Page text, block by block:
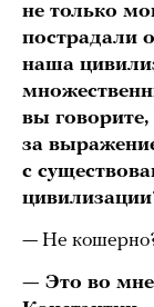
не только
пострадали
наша
вы говорите,
за
с
— Не
— Это во мне